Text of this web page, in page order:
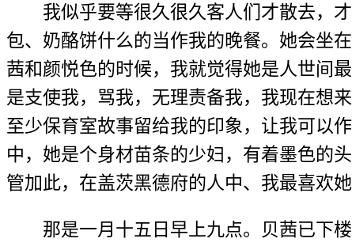
我似乎要等很久很久客人们才散去，
包、奶酪饼什么的当作我的晚餐。她会坐
茜和颜悦色的时候，我就觉得她是人世间
是支使我，骂我，无理责备我，我现在想
至少保育室故事留给我的印象，让我可以
中，她是个身材苗条的少妇，有着墨色的
管加此，在盖茨黑德府的人中、我最喜欢她
那是一月十五日早上九点。贝茜已下